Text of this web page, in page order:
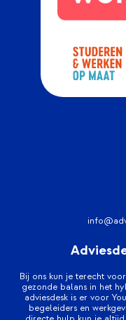
Bij ons kun je terecht
gezonde balans in het
adviesdesk is er voor
begeleiders en